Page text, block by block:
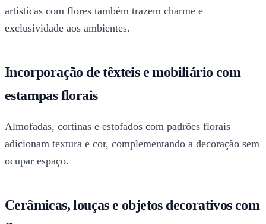
artísticas com flores também trazem charme e
exclusividade aos ambientes.
Incorporação de têxteis e mobiliário com
estampas florais
Almofadas, cortinas e estofados com padrões florais
adicionam textura e cor, complementando a decoração sem
ocupar espaço.
Cerâmicas, louças e objetos decorativos com